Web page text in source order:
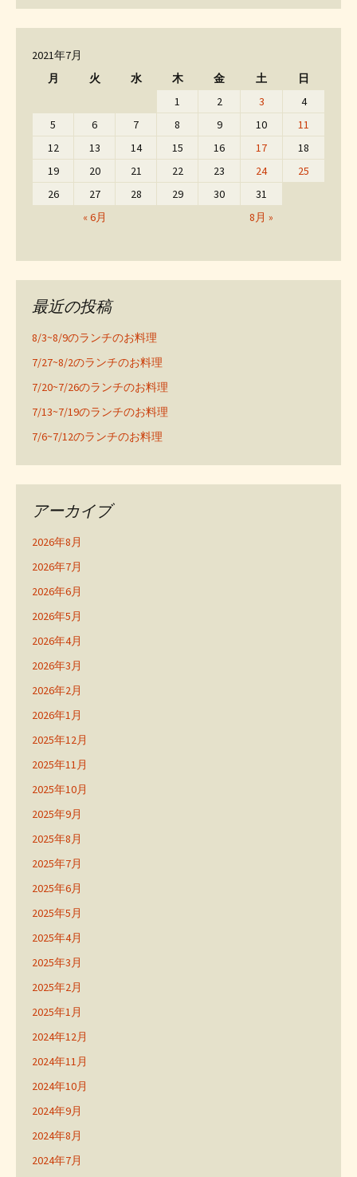
2021年7月
月
火 水 木 金 土 日
« 6月 8月 »
1 2 3
4
5
6 7 8 9 10
11
12
13 14 15 16 17
18
19
20 21 22 23 24
25
26
27 28 29 30 31
最近の投稿
8/3~8/9のランチのお料理
7/27~8/2のランチのお料理
7/20~7/26のランチのお料理
7/13~7/19のランチのお料理
7/6~7/12のランチのお料理
アーカイブ
2026年8月
2026年7月
2026年6月
2026年5月
2026年4月
2026年3月
2026年2月
2026年1月
2025年12月
2025年11月
2025年10月
2025年9月
2025年8月
2025年7月
2025年6月
2025年5月
2025年4月
2025年3月
2025年2月
2025年1月
2024年12月
2024年11月
2024年10月
2024年9月
2024年8月
2024年7月